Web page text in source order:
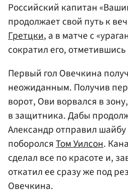
Российский капитан
продолжает свой путь к
Гретцки, а в матче с
сократил его,
Первый гол Овечкина
неожиданным. Получив
ворот, Ови ворвался в
в защитника. Дабы
Александр отправил шайбу
поборолсяТом Уилсон.
сделал все по красоте и,
откатил ее сразу же под
Овечкина.